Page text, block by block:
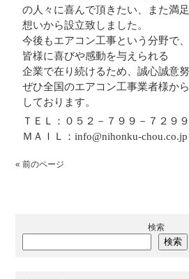
の人々に喜んで頂きたい、また満
想いから設立致しました。
今後もエアコン工事という分野で
皆様に喜びや感動を与えられる
企業で在り続けるため、誠心誠意
ぜひ全国のエアコン工事業者様か
しております。
ＴＥＬ：０５２－７９９－７２９９
ＭＡＩＬ：info@nihonku-chou.co.jp
« 前のページ
検索
検索